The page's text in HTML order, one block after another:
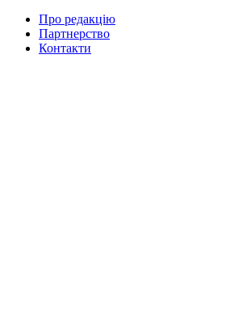
Про редакцію
Партнерство
Контакти